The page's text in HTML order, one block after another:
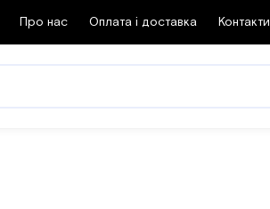
Про нас Оплата і доставка Контакти